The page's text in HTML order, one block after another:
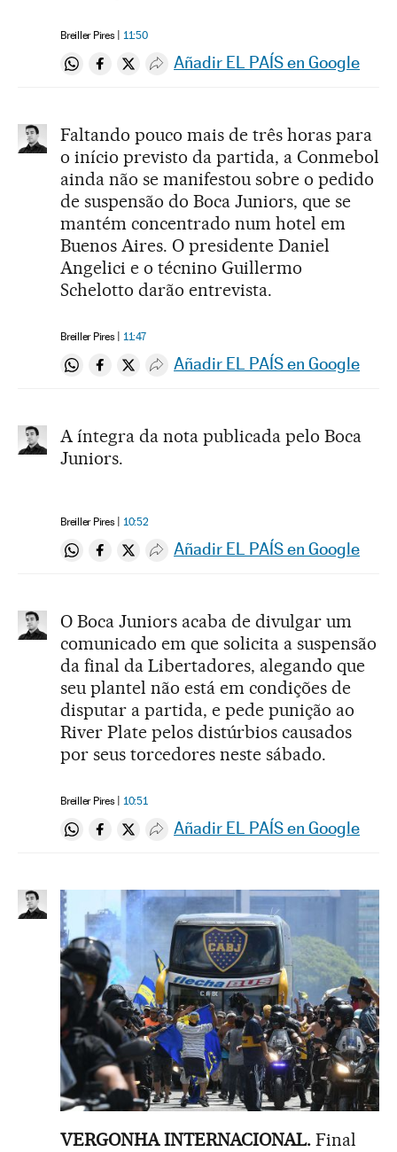
Breiller Pires 11:50
Compartir en Whatsapp
Compartir en Facebook
Compartir en Twitter
Desplegar Redes Sociales
Añadir EL PAÍS en Google
Faltando pouco mais de três horas para
o início previsto da partida, a Conmebol
ainda não se manifestou sobre o pedido
de suspensão do Boca Juniors, que se
mantém concentrado num hotel em
Buenos Aires. O presidente Daniel
Angelici e o técnino Guillermo
Schelotto darão entrevista.
Breiller Pires 11:47
Compartir en Whatsapp
Compartir en Facebook
Compartir en Twitter
Desplegar Redes Sociales
Añadir EL PAÍS en Google
A íntegra da nota publicada pelo Boca
Juniors.
Breiller Pires 10:52
Compartir en Whatsapp
Compartir en Facebook
Compartir en Twitter
Desplegar Redes Sociales
Añadir EL PAÍS en Google
O Boca Juniors acaba de divulgar um
comunicado em que solicita a suspensão
da final da Libertadores, alegando que
seu plantel não está em condições de
disputar a partida, e pede punição ao
River Plate pelos distúrbios causados
por seus torcedores neste sábado.
Breiller Pires 10:51
Compartir en Whatsapp
Compartir en Facebook
Compartir en Twitter
Desplegar Redes Sociales
Añadir EL PAÍS en Google
VERGONHA INTERNACIONAL. Final